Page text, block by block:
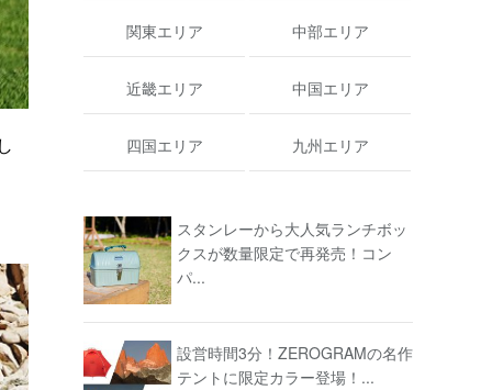
関東エリア 中部エリア
近畿エリア 中国エリア
四国エリア 九州エリア
スタンレーから大人気ランチボッ
クスが数量限定で再発売！コン
パ...
設営時間3分！ZEROGRAMの名作
テントに限定カラー登場！...